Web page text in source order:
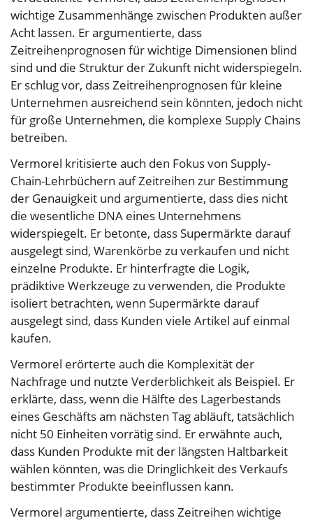
wichtige Zusammenhänge zwischen Produkten außer
Acht lassen. Er argumentierte, dass
Zeitreihenprognosen für wichtige Dimensionen blind
sind und die Struktur der Zukunft nicht widerspiegeln.
Er schlug vor, dass Zeitreihenprognosen für kleine
Unternehmen ausreichend sein könnten, jedoch nicht
für große Unternehmen, die komplexe Supply Chains
betreiben.
Vermorel kritisierte auch den Fokus von Supply-
Chain-Lehrbüchern auf Zeitreihen zur Bestimmung
der Genauigkeit und argumentierte, dass dies nicht
die wesentliche DNA eines Unternehmens
widerspiegelt. Er betonte, dass Supermärkte darauf
ausgelegt sind, Warenkörbe zu verkaufen und nicht
einzelne Produkte. Er hinterfragte die Logik,
prädiktive Werkzeuge zu verwenden, die Produkte
isoliert betrachten, wenn Supermärkte darauf
ausgelegt sind, dass Kunden viele Artikel auf einmal
kaufen.
Vermorel erörterte auch die Komplexität der
Nachfrage und nutzte Verderblichkeit als Beispiel. Er
erklärte, dass, wenn die Hälfte des Lagerbestands
eines Geschäfts am nächsten Tag abläuft, tatsächlich
nicht 50 Einheiten vorrätig sind. Er erwähnte auch,
dass Kunden Produkte mit der längsten Haltbarkeit
wählen könnten, was die Dringlichkeit des Verkaufs
bestimmter Produkte beeinflussen kann.
Vermorel argumentierte, dass Zeitreihen wichtige